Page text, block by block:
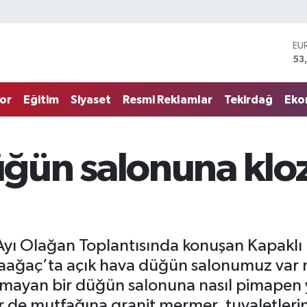
Eğitim Siyaset Resmi Reklamlar Tekirdağ
salonuna
Olağan Toplantısında konuşan
açık hava düğün salonumuz var
bir düğün salonuna nasıl pimapen